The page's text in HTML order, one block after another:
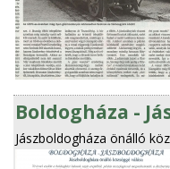
Boldogháza -
Jászboldogháza önálló